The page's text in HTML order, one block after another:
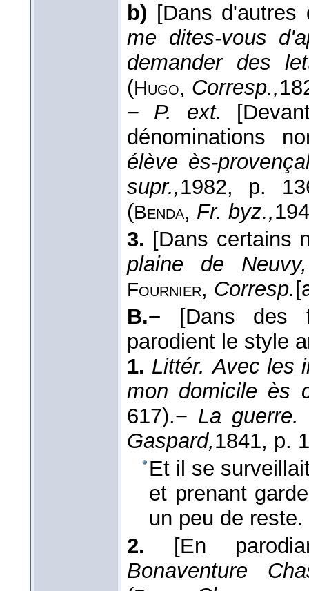
b) [Dans d'autres
me dites-vous
demander des
(Hugo, Corresp.,
− P. ext.
dénominations
élève ès-
supr.,1982, p.
(Benda, Fr. byz.,
3. [Dans certains
plaine de
Fournier, Corresp.
B.−
[Dans des
parodient le style
1. Littér. Avec les
mon domicile ès
617).− La
Gaspard,1841, p.
Et il se
et prenant
un peu de reste.
2.
[En
Bonaventure